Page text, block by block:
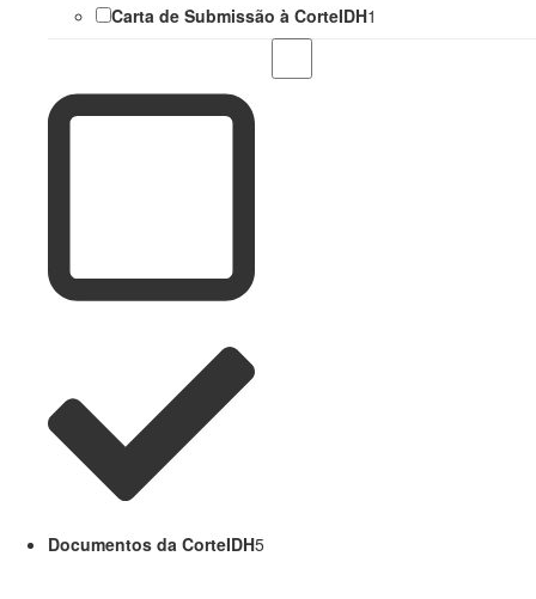
Carta de Submissão à CorteIDH1
Documentos da CorteIDH5